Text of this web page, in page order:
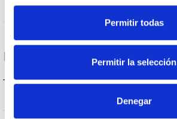
Permitir todas
Permitir la selección
Denegar
Higher Hemispheric Flow
Housing and Finish
IK Impact resistance